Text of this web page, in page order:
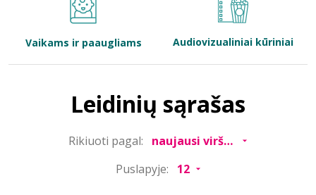
Bibliotekoms
Vaikams ir paaugliams Audiovizualiniai kūriniai
Leidinių sąrašas
Rikiuoti pagal:
Puslapyje: